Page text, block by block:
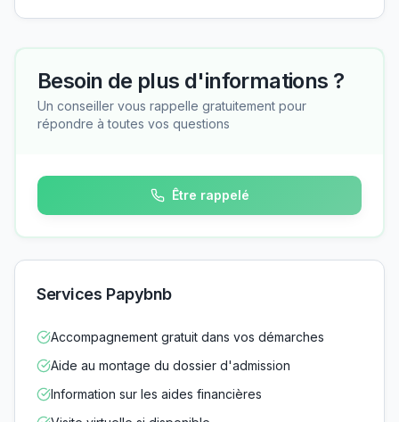
Besoin de plus d'informations ?
Un conseiller vous rappelle gratuitement pour
répondre à toutes vos questions
Être rappelé
Services Papybnb
Accompagnement gratuit dans vos démarches
Aide au montage du dossier d'admission
Information sur les aides financières